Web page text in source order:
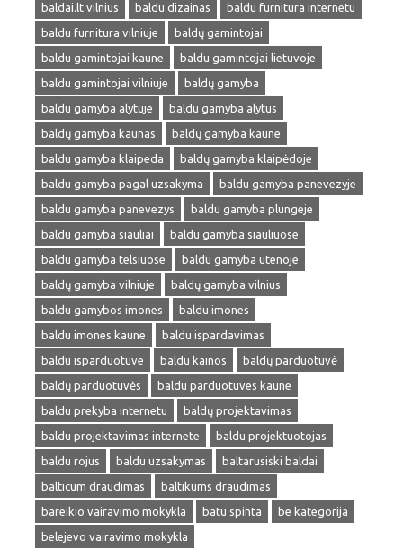
baldai.lt vilnius
baldu dizainas
baldu furnitura internetu
baldu furnitura vilniuje
baldų gamintojai
baldu gamintojai kaune
baldu gamintojai lietuvoje
baldu gamintojai vilniuje
baldų gamyba
baldu gamyba alytuje
baldu gamyba alytus
baldų gamyba kaunas
baldų gamyba kaune
baldu gamyba klaipeda
baldų gamyba klaipėdoje
baldu gamyba pagal uzsakyma
baldu gamyba panevezyje
baldu gamyba panevezys
baldu gamyba plungeje
baldu gamyba siauliai
baldu gamyba siauliuose
baldu gamyba telsiuose
baldu gamyba utenoje
baldų gamyba vilniuje
baldų gamyba vilnius
baldu gamybos imones
baldu imones
baldu imones kaune
baldu ispardavimas
baldu isparduotuve
baldu kainos
baldų parduotuvė
baldų parduotuvės
baldu parduotuves kaune
baldu prekyba internetu
baldų projektavimas
baldu projektavimas internete
baldu projektuotojas
baldu rojus
baldu uzsakymas
baltarusiski baldai
balticum draudimas
baltikums draudimas
bareikio vairavimo mokykla
batu spinta
be kategorija
belejevo vairavimo mokykla